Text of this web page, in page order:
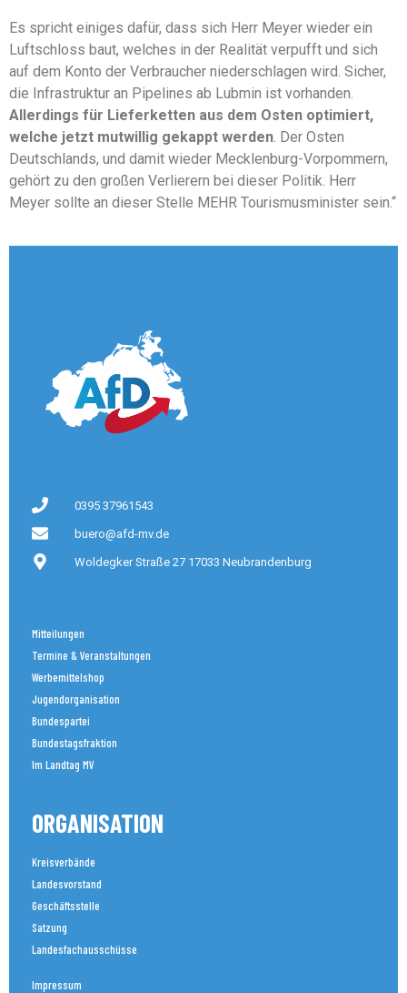
Es spricht einiges dafür, dass sich Herr Meyer wieder ein
Luftschloss baut, welches in der Realität verpufft und sich
auf dem Konto der Verbraucher niederschlagen wird. Sicher,
die Infrastruktur an Pipelines ab Lubmin ist vorhanden.
Allerdings für Lieferketten aus dem Osten optimiert,
welche jetzt mutwillig gekappt werden . Der Osten
Deutschlands, und damit wieder Mecklenburg-Vorpommern,
gehört zu den großen Verlierern bei dieser Politik. Herr
Meyer sollte an dieser Stelle MEHR Tourismusminister sein.“
0395 37961543
buero@afd-mv.de
Woldegker Straße 27 17033 Neubrandenburg
Mitteilungen
Termine & Veranstaltungen
Werbemittelshop
Jugendorganisation
Bundespartei
Bundestagsfraktion
Im Landtag MV
ORGANISATION
Kreisverbände
Landesvorstand
Geschäftsstelle
Satzung
Landesfachausschüsse
Impressum